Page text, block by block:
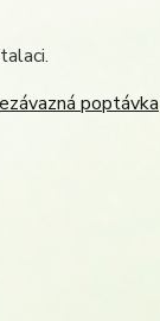
poptávka